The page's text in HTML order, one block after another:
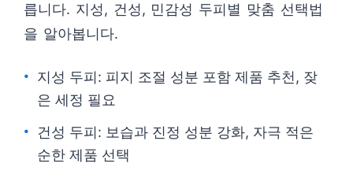
릅니다. 지성, 건성, 민감성 두피별 맞춤 선택법
을 알아봅니다.
지성 두피: 피지 조절 성분 포함 제품 추천, 잦
은 세정 필요
건성 두피: 보습과 진정 성분 강화, 자극 적은
순한 제품 선택